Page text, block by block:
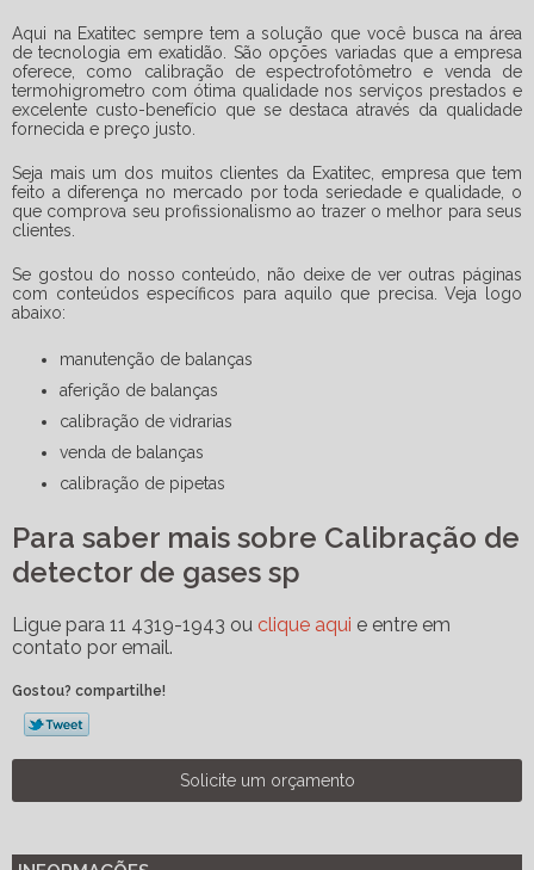
Aqui na Exatitec sempre tem a solução que você busca na área
de tecnologia em exatidão. São opções variadas que a empresa
oferece, como calibração de espectrofotômetro e venda de
termohigrometro com ótima qualidade nos serviços prestados e
excelente custo-benefício que se destaca através da qualidade
fornecida e preço justo.
Seja mais um dos muitos clientes da Exatitec, empresa que tem
feito a diferença no mercado por toda seriedade e qualidade, o
que comprova seu profissionalismo ao trazer o melhor para seus
clientes.
Se gostou do nosso conteúdo, não deixe de ver outras páginas
com conteúdos específicos para aquilo que precisa. Veja logo
abaixo:
manutenção de balanças
aferição de balanças
calibração de vidrarias
venda de balanças
calibração de pipetas
Para saber mais sobre Calibração de
detector de gases sp
Ligue para 11 4319-1943 ou clique aqui e entre em
contato por email.
Gostou? compartilhe!
Solicite um orçamento